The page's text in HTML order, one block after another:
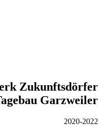
Zukunftsdörfer
Garzweiler
2020-2022